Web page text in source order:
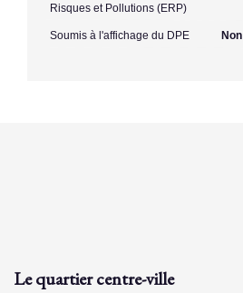
Risques et Pollutions (ERP)
Soumis à l'affichage du DPE Non
Le quartier centre-ville